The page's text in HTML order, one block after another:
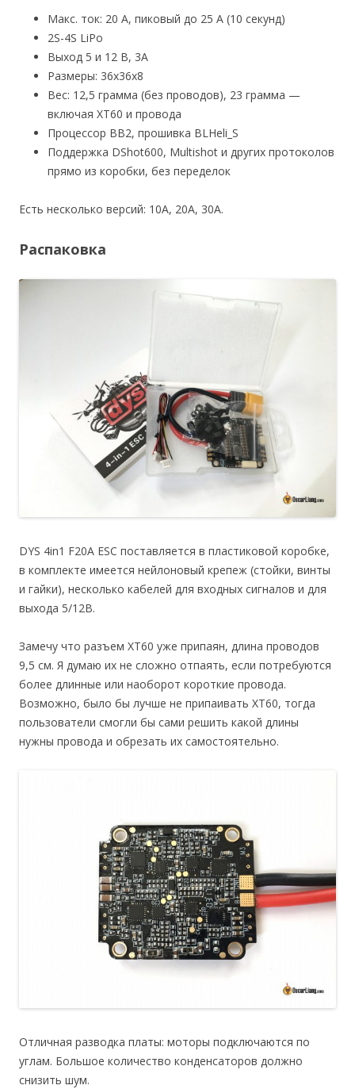
Макс. ток: 20 А, пиковый до 25 А (10 секунд)
2S-4S LiPo
Выход 5 и 12 В, 3А
Размеры: 36x36x8
Вес: 12,5 грамма (без проводов), 23 грамма —
включая XT60 и провода
Процессор BB2, прошивка BLHeli_S
Поддержка DShot600, Multishot и других протоколов
прямо из коробки, без переделок
Есть несколько версий: 10А, 20А, 30А.
Распаковка
DYS 4in1 F20A ESC поставляется в пластиковой коробке,
в комплекте имеется нейлоновый крепеж (стойки, винты
и гайки), несколько кабелей для входных сигналов и для
выхода 5/12В.
Замечу что разъем XT60 уже припаян, длина проводов
9,5 см. Я думаю их не сложно отпаять, если потребуются
более длинные или наоборот короткие провода.
Возможно, было бы лучше не припаивать XT60, тогда
пользователи смогли бы сами решить какой длины
нужны провода и обрезать их самостоятельно.
Отличная разводка платы: моторы подключаются по
углам. Большое количество конденсаторов должно
снизить шум.